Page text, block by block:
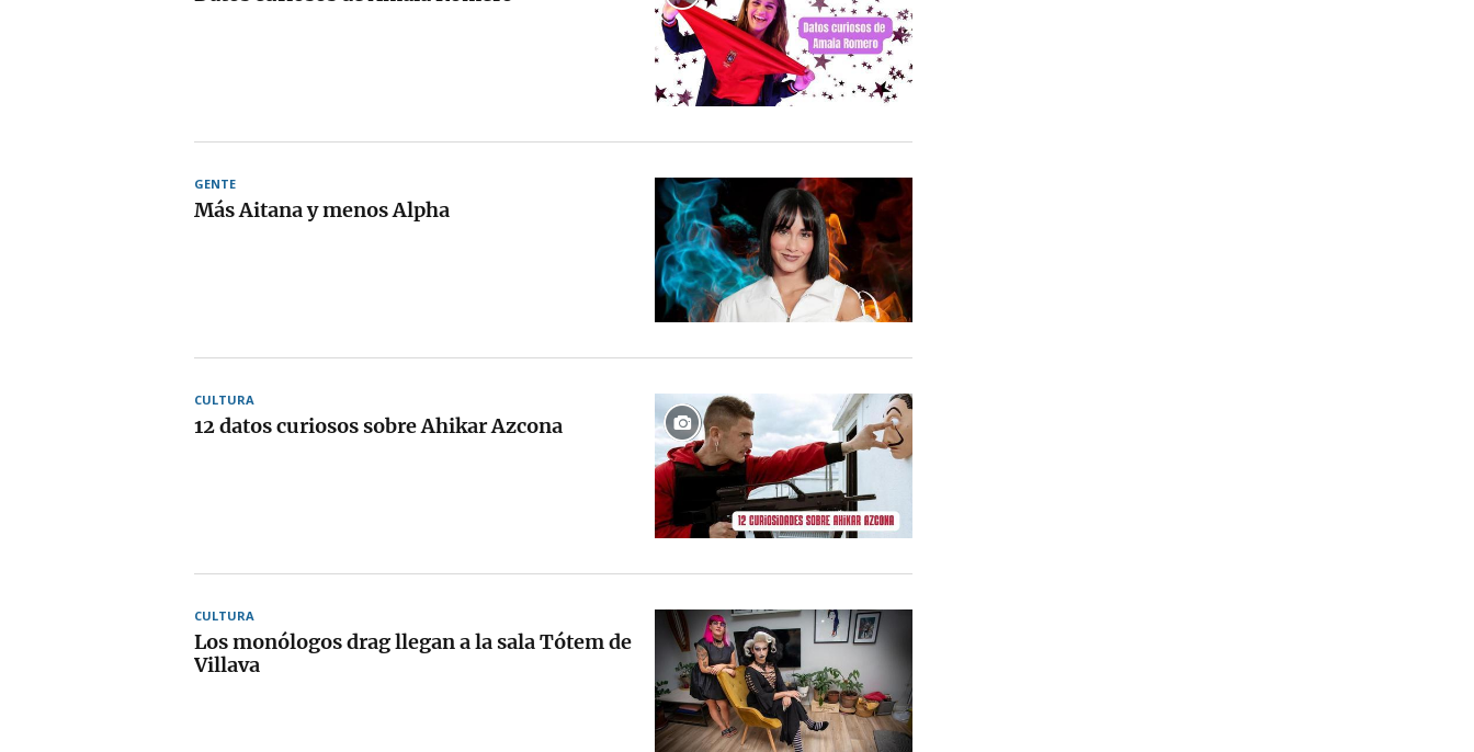
GENTE
Más Aitana y menos Alpha
CULTURA
12 datos curiosos sobre Ahikar Azcona
CULTURA
Los monólogos drag llegan a la sala Tótem de
Villava